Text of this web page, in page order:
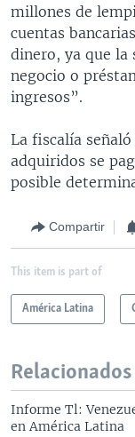
millones de
cuentas
dinero, ya que la
negocio o
ingresos”.
La fiscalía
adquiridos se
posible
Compartir
This item is part of
América Latina
Relacionados
Informe Tl:
en América Latina